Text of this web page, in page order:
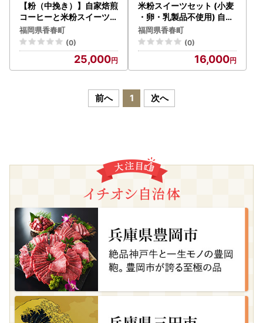
【粉（中挽き）】自家焙煎
コーヒーと米粉スイーツセ
ット （小麦・卵・乳製品
不使用） HAN 3種 計13個
フィナンシェ スノーボー
福岡県香春町
(0)
25,000
米粉スイーツセット (小麦
・卵・乳製品不使用) 自家
栽培の米粉100％使用 HA
N 3種 計18個 フィナンシ
ェ スノーボール クッキー
福岡県香春町
(0)
16,000
前へ 1 次へ